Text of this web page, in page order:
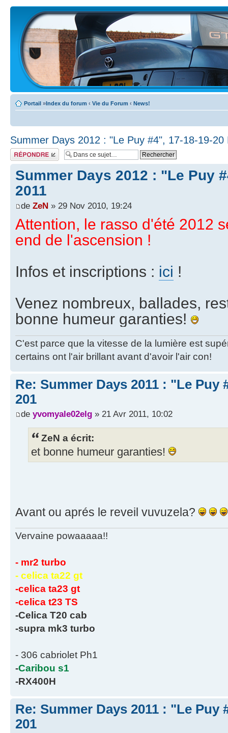
Portail »Index du forum ‹ Vie du Forum ‹ News!
Summer Days 2012 : "Le Puy #4", 17-18-19-20
Écrire un
commentaire
Summer Days 2012 : "Le Puy
2011
de ZeN » 29 Nov 2010, 19:24
Attention, le rasso d'été 2012
end de l'ascension !
Infos et inscriptions : ici !
Venez nombreux, ballades,
bonne humeur garanties!
C'est parce que la vitesse de la lumière est
certains ont l'air brillant avant d'avoir l'air con!
Re: Summer Days 2011 : "Le Puy
201
de yvomyale02elg » 21 Avr 2011, 10:02
ZeN a écrit:
et bonne humeur garanties!
Avant ou aprés le reveil vuvuzela?
Vervaine powaaaaa!!
- mr2 turbo
- celica ta22 gt
-celica ta23 gt
-celica t23 TS
-Celica T20 cab
-supra mk3 turbo
- 306 cabriolet Ph1
-Caribou s1
-RX400H
Re: Summer Days 2011 : "Le Puy
201